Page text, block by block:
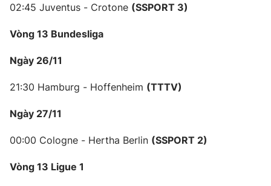
02:45 Juventus - Crotone (SSPORT 3)
Vòng 13 Bundesliga
Ngày 26/11
21:30 Hamburg - Hoffenheim (TTTV)
Ngày 27/11
00:00 Cologne - Hertha Berlin (SSPORT 2)
Vòng 13 Ligue 1